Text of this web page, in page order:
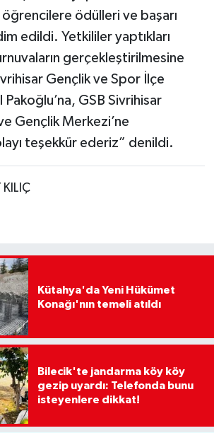
ödülleri ve başarı
edildi. Yetkililer yaptıkları
gerçekleştirilmesine
Gençlik ve Spor İlçe
GSB Sivrihisar
Gençlik Merkezi’ne
teşekkür ederiz” denildi.
KILIÇ
Kütahya'da Yeni Hükümet
Konağı'nın temeli atıldı
Bilecik'te jandarma köy köy
gezip uyardı: Telefonda bunu
isteyenlere dikkat!